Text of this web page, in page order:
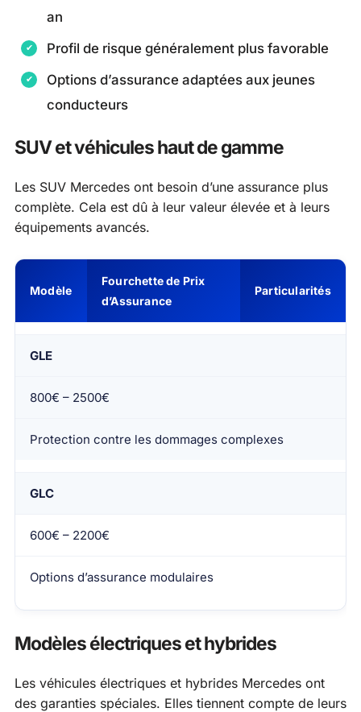
an
Profil de risque généralement plus favorable
Options d’assurance adaptées aux jeunes
conducteurs
SUV et véhicules haut de gamme
Les SUV Mercedes ont besoin d’une assurance plus
complète. Cela est dû à leur valeur élevée et à leurs
équipements avancés.
Modèle
Fourchette de Prix
d’Assurance
Particularités
GLE
800€ – 2500€
Protection contre les dommages complexes
GLC
600€ – 2200€
Options d’assurance modulaires
Modèles électriques et hybrides
Les véhicules électriques et hybrides Mercedes ont
des garanties spéciales. Elles tiennent compte de leurs